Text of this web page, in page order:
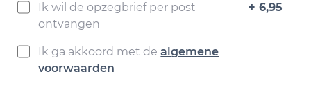
Ik wil de opzegbrief per post
ontvangen
+ 6,95
Ik ga akkoord met dealgemene
voorwaarden